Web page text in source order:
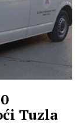
Tuzla